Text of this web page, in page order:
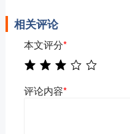
相关评论
本文评分*
评论内容*